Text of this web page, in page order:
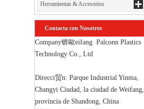
Herramientas & Accesorios
Contacta con Nosotros
Company锛歐eifang  Palconn Plastics
Technology Co., Ltd
Direcci贸n: Parque Industrial Yinma,
Changyi Ciudad, la ciudad de Weifang,
provincia de Shandong, China